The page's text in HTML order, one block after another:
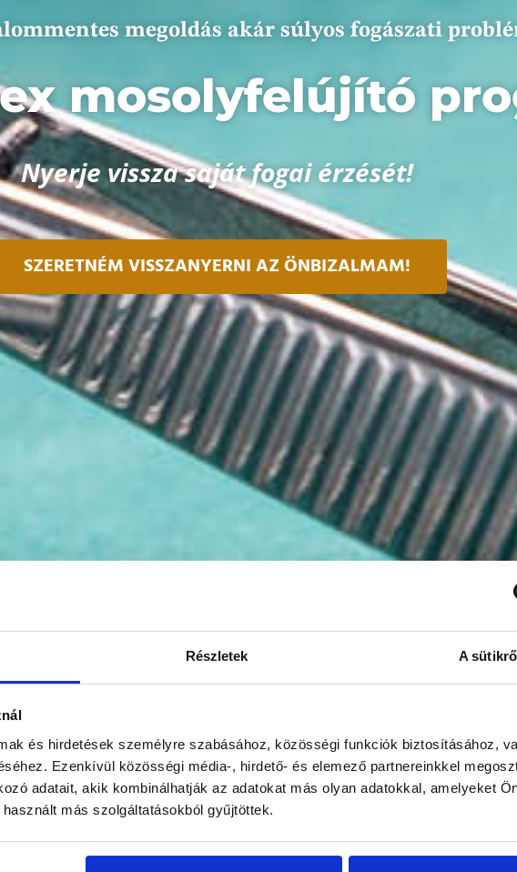
Részletek A
és hirdetések személyre szabásához, közösségi funkciók biztosításához,
Ezenkívül közösségi média-, hirdető- és elemező partnereinkkel
adatait, akik kombinálhatják az adatokat más olyan adatokkal, amelyeket
más szolgáltatásokból gyűjtöttek.
megoldás akár súlyos fogászati
mosolyfelújító
Nyerje vissza saját fogai érzését!
SZERETNÉM VISSZANYERNI AZ ÖNBIZALMAM!